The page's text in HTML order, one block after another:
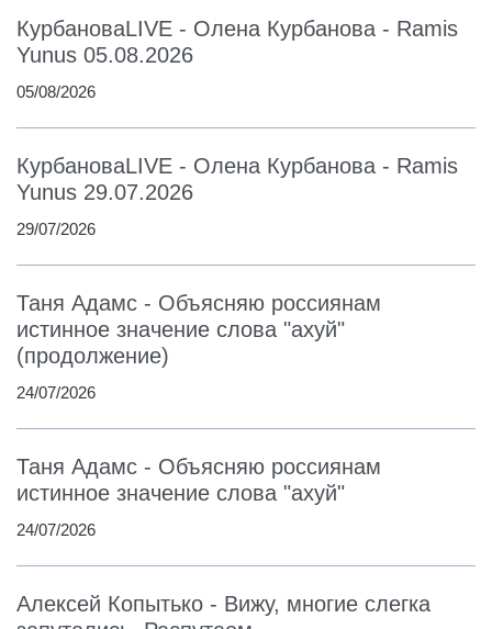
КурбановаLIVE - Олена Курбанова - Ramis
Yunus 05.08.2026
05/08/2026
КурбановаLIVE - Олена Курбанова - Ramis
Yunus 29.07.2026
29/07/2026
Таня Адамс - Объясняю россиянам
истинное значение слова "ахуй"
(продолжение)
24/07/2026
Таня Адамс - Объясняю россиянам
истинное значение слова "ахуй"
24/07/2026
Алексей Копытько - Вижу, многие слегка